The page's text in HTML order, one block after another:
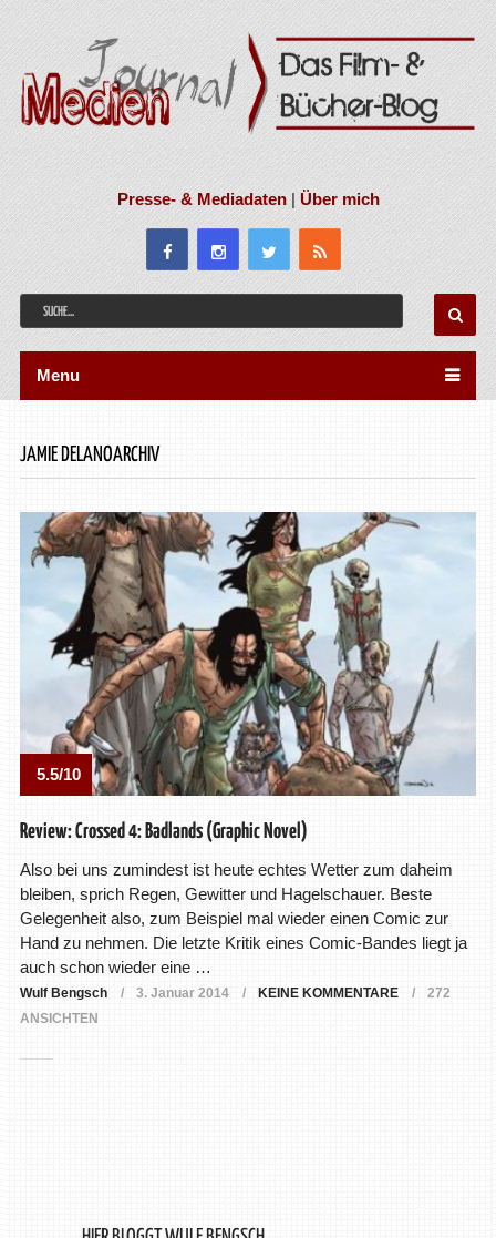
Presse- & Mediadaten|Über mich
Menu
JAMIE DELANOARCHIV
5.5/10
Review: Crossed 4: Badlands (Graphic Novel)
Also bei uns zumindest ist heute echtes Wetter zum daheim
bleiben, sprich Regen, Gewitter und Hagelschauer. Beste
Gelegenheit also, zum Beispiel mal wieder einen Comic zur
Hand zu nehmen. Die letzte Kritik eines Comic-Bandes liegt ja
auch schon wieder eine …
Wulf Bengsch 3. Januar 2014 KEINE KOMMENTARE
272
ANSICHTEN